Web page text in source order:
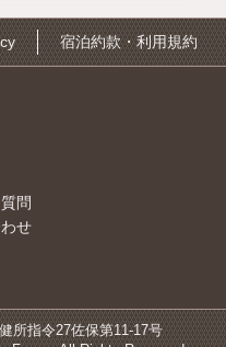
宿泊約款・利用規約
問
せ
所指令27佐保第11-17号